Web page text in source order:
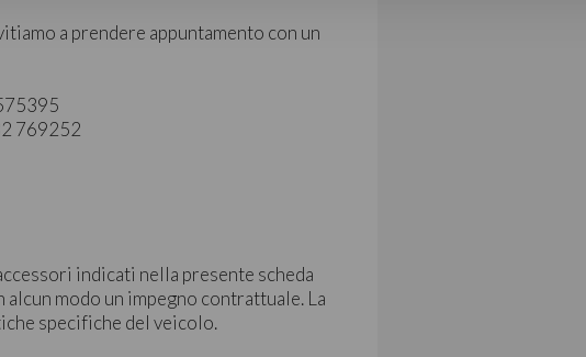
a prendere appuntamento con un
769252
indicati nella presente scheda
modo un impegno contrattuale. La
specifiche del veicolo.